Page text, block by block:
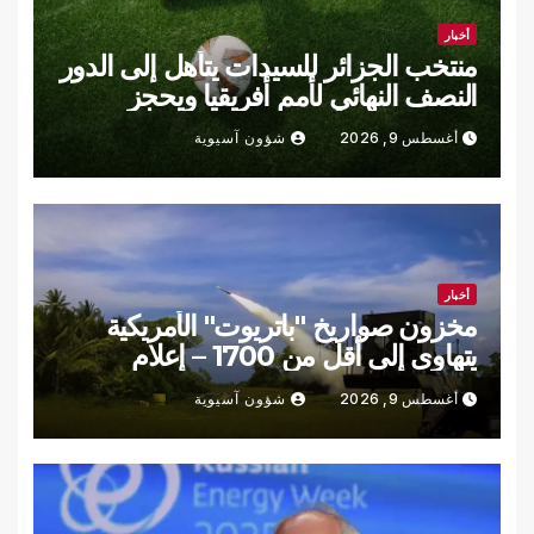
أخبار
منتخب الجزائر للسيدات يتأهل إلى الدور
النصف النهائي لأمم أفريقيا ويحجز
مقعده في مونديال 2027
أغسطس 9, 2026 شؤون آسيوية
أخبار
مخزون صواريخ "باتريوت" الأمريكية
يتهاوى إلى أقل من 1700 – إعلام
أغسطس 9, 2026 شؤون آسيوية